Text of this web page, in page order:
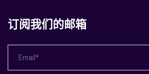
订阅我们的邮箱